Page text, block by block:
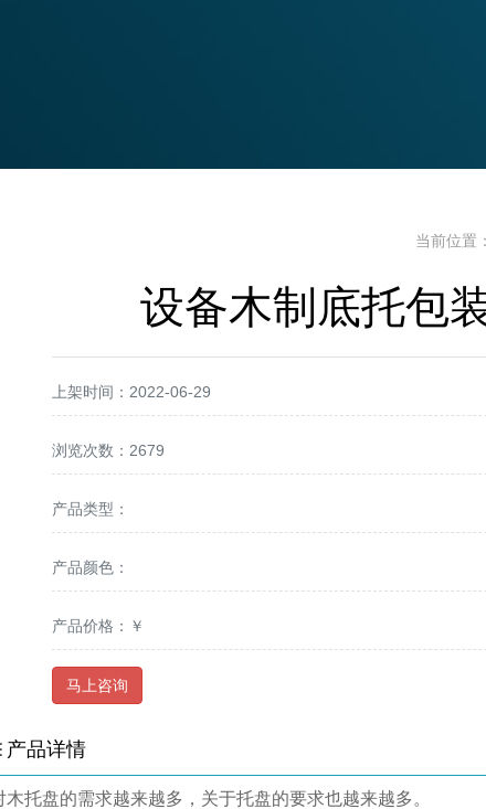
当前位置：
设备木制底托包
上架时间：2022-06-29
浏览次数：2679
产品类型：
产品颜色：
产品价格：￥
马上咨询
产品详情
托盘的需求越来越多，关于托盘的要求也越来越多。